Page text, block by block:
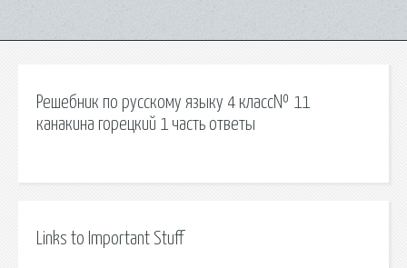
Решебник по русскому языку 4 класс№ 11
канакина горецкий 1 часть ответы
Links to Important Stuff